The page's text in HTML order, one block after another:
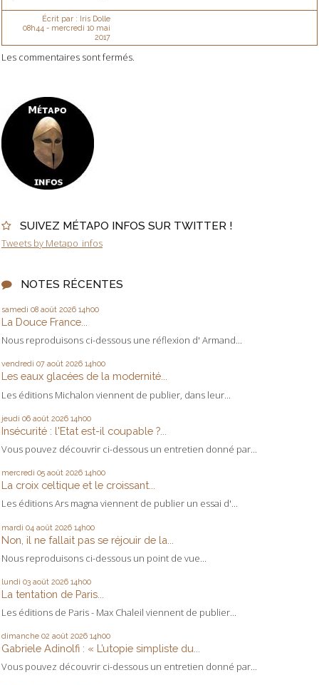
SUIVEZ MÉTAPO INFOS SUR TWITTER !
Tweets by Metapo_infos
NOTES RÉCENTES
samedi 08 août 2026 14h00
La Douce France...
Nous reproduisons ci-dessous une réflexion d' Armand...
vendredi 07 août 2026 14h00
Les eaux glacées de la modernité...
Les éditions Michalon viennent de publier, dans leur...
jeudi 06 août 2026 14h00
Insécurité : l'Etat est-il coupable ?...
Vous pouvez découvrir ci-dessous un entretien donné par...
mercredi 05 août 2026 14h00
La croix celtique et le croissant...
Les éditions Ars magna viennent de publier un essai d'...
mardi 04 août 2026 14h00
Non, il ne fallait pas se réjouir de la...
Nous reproduisons ci-dessous un point de vue...
lundi 03 août 2026 14h00
La tentation de Paris...
Les éditions de Paris - Max Chaleil viennent de publier...
dimanche 02 août 2026 14h00
Gabriele Adinolfi : « L’utopie simpliste du...
Vous pouvez découvrir ci-dessous un entretien donné par...
Écrit par : Iris Dolle
08h44 - mercredi 10 mai
2017
Les commentaires sont fermés.